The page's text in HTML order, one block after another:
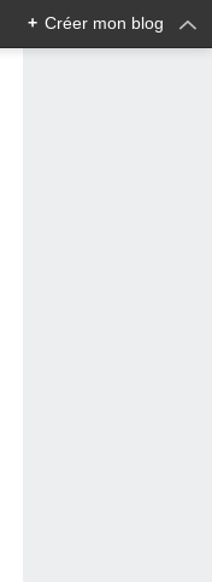
+ Créer mon blog